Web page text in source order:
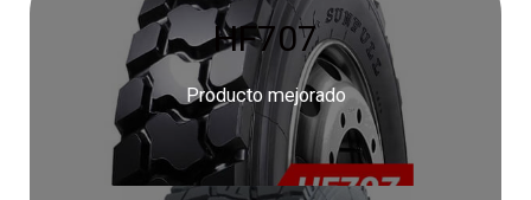
HF707
Producto mejorado